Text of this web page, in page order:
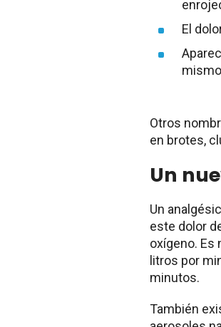
El
Otros
en brotes,
Un
Un
este dolor
oxígeno. Es
litros por
minutos.
También